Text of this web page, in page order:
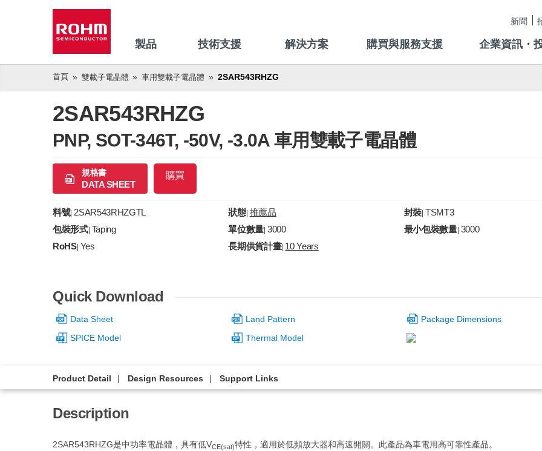
新聞
製品 技術支援 解決方案 購買與服務支援 企業資訊・
首頁 雙載子電晶體 車用雙載子電晶體 2SAR543RHZG
2SAR543RHZG
PNP, SOT-346T, -50V, -3.0A 車用雙載子電晶體
規格書
DATA SHEET
購買
料號|2SAR543RHZGTL 狀態| 推薦品 封裝 TSMT3
包裝形式| Taping 單位數量 |3000 最小包裝數量| 3000
RoHS| Yes 長期供貨計畫| 10 Years
Quick Download
Data Sheet Land Pattern
Package Dimensions
SPICE Model
Thermal Model
Product Detail Design Resources Support Links
Description
2SAR543RHZG是中功率電晶體，具有低VCE(sat)特性，適用於低頻放大器和高速開關。此產品為車電用高可靠性產品。